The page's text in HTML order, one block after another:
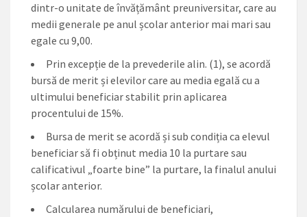
dintr-o unitate de învățământ preuniversitar, care au
medii generale pe anul școlar anterior mai mari sau
egale cu 9,00.
Prin excepție de la prevederile alin. (1), se acordă
bursă de merit și elevilor care au media egală cu a
ultimului beneficiar stabilit prin aplicarea
procentului de 15%.
Bursa de merit se acordă și sub condiția ca elevul
beneficiar să fi obținut media 10 la purtare sau
calificativul „foarte bine” la purtare, la finalul anului
școlar anterior.
Calcularea numărului de beneficiari,